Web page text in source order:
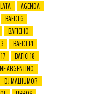
AGENDA
BAFICI 6
BAFICI 10
BAFICI 14
BAFICI 18
ARGENTINO
DJ MALHUMOR